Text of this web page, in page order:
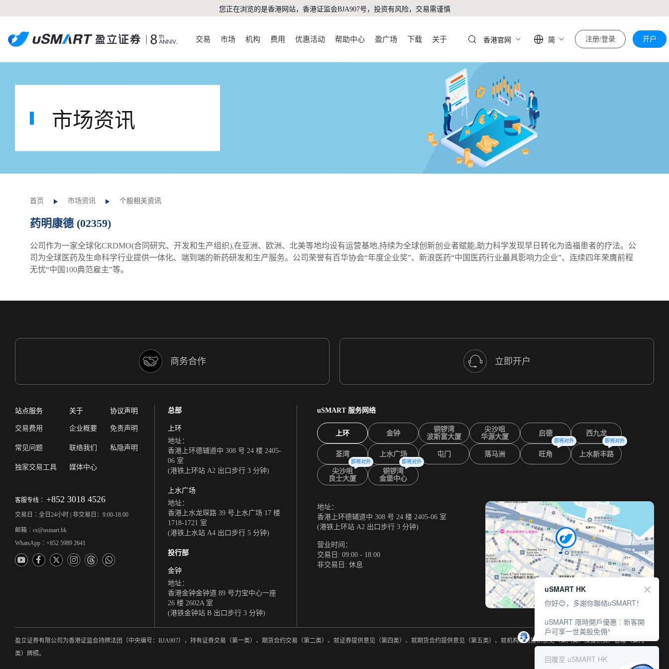
您正在浏览的是香港网站，香港证监会BJA907号，投资有风险，交易需谨慎
交易 市场 机构 费用 优惠活动 帮助中心 盈广场 下载 关于 香港官网 简 注册/登录 开户
市场资讯
首页 市场资讯 个股相关资讯
药明康德 (02359)
公司作为一家全球化CRDMO(合同研究、开发和生产组织),在亚洲、欧洲、北美等地均设有运营基地,持续为全球创新创业者赋能,助力科学发现早日转化为造福患者的疗法。公
司为全球医药及生命科学行业提供一体化、端到端的新药研发和生产服务。公司荣誉有百华协会“年度企业奖”、新浪医药“中国医药行业最具影响力企业”、连续四年荣膺前程
无忧“中国100典范雇主”等。
商务合作 立即开户
站点服务
交易费用
常见问题
独家交易工具
关于
企业概要
联络我们
媒体中心
协议声明
免责声明
私隐声明
客服专线︰ +852 3018 4526
交易日︰全日24小时 | 非交易日：9:00-18:00
邮箱︰cs@usmart.hk
WhatsApp︰+852 5989 2641
总部
上环
地址：
香港上环德辅道中 308 号 24 楼 2405-
06 室
(港铁上环站 A2 出口步行 3 分钟)
上水广场
地址：
香港上水龙琛路 39 号上水广场 17 楼
1718-1721 室
(港铁上水站 A4 出口步行 5 分钟)
投行部
金钟
地址：
香港金钟金钟道 89 号力宝中心一座
26 楼 2602A 室
(港铁金钟站 B 出口步行 3 分钟)
uSMART 服务网络
上环 金钟
铜锣湾
波斯富大厦
尖沙咀
华源大厦
启德 西九龙
荃湾 上水广场 屯门 落马洲 旺角
即将对外
上水新丰路
即将对外
尖沙咀
良士大厦
即将对外
铜锣湾
金堡中心
即将对外
地址：
香港上环德辅道中 308 号 24 楼 2405-06 室
(港铁上环站 A2 出口步行 3 分钟)
营业时间：
交易日: 09:00 - 18:00
非交易日: 休息
盈立证券有限公司为香港证监会持牌法团（中央编号：BJA907），持有证券交易（第一类）、期货合约交易（第二类）、就证券提供意见（第四类）、就期货合约提供意见（第五类）、就机构融资提供意见（第六类）及提供资产管理（第九
类）牌照。
uSMART HK
你好😊，多謝你聯絡uSMART！
uSMART 限時開戶優惠︰新客開
戶可享一世美股免佣^
回覆至 uSMART HK